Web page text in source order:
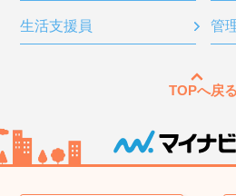
生活支援員 管
TOPへ戻る